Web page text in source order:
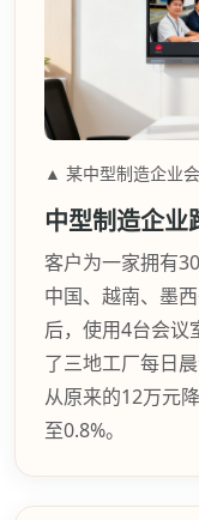
▲ 某中型制造企业
中型制造企业
客户为一家拥有
中国、越南、墨
后，使用4台会议
了三地工厂每日
从原来的12万元
至0.8%。